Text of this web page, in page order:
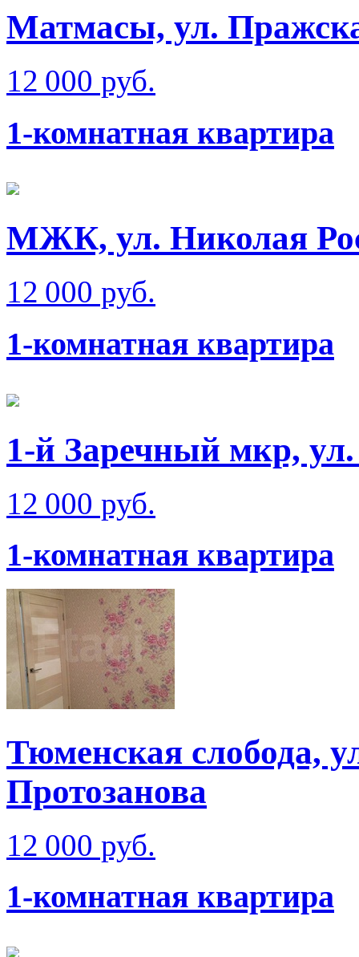
Матмаcы, ул.
12 000 руб.
1-комнатная квартира
МЖК, ул. Николая
12 000 руб.
1-комнатная квартира
1-й Заречный мкр,
12 000 руб.
1-комнатная квартира
Тюменская слобода,
Протозанова
12 000 руб.
1-комнатная квартира